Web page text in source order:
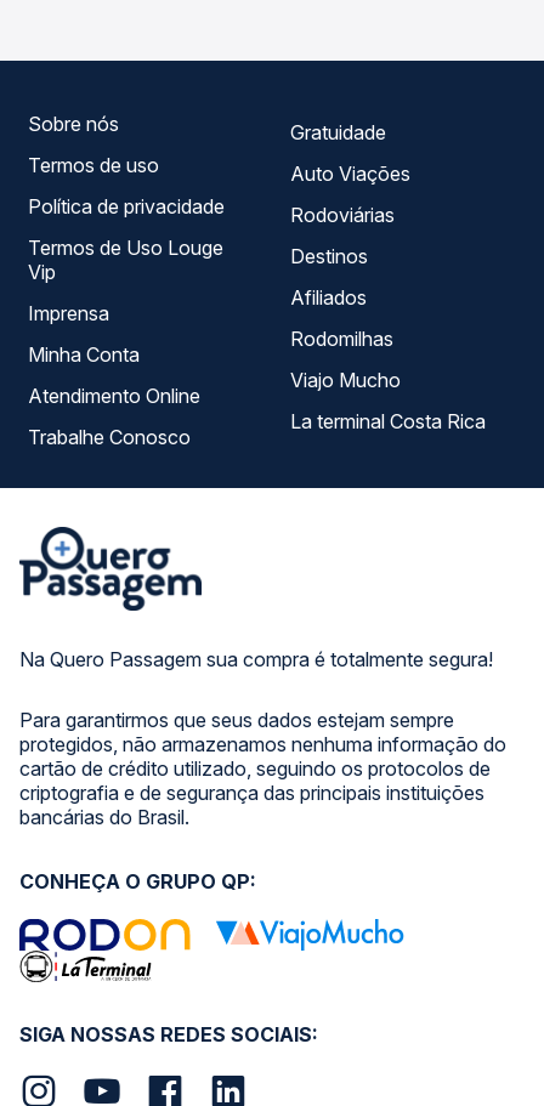
Na Quero Passagem sua compra é totalmente segura!
Para garantirmos que seus dados estejam sempre
protegidos, não armazenamos nenhuma informação do
cartão de crédito utilizado, seguindo os protocolos de
criptografia e de segurança das principais instituições
bancárias do Brasil.
Sobre nós
Termos de uso
Política de privacidade
Termos de Uso Louge
Vip
Imprensa
Minha Conta
Atendimento Online
Trabalhe Conosco
Gratuidade
Auto Viações
Rodoviárias
Destinos
Afiliados
Rodomilhas
Viajo Mucho
La terminal Costa Rica
SIGA NOSSAS REDES SOCIAIS:
CONHEÇA O GRUPO QP: